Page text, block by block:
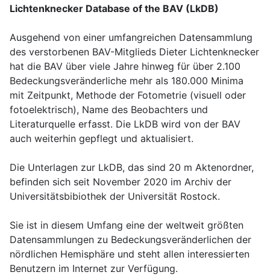
Lichtenknecker Database of the BAV (LkDB)
Ausgehend von einer umfangreichen Datensammlung
des verstorbenen BAV-Mitglieds Dieter Lichtenknecker
hat die BAV über viele Jahre hinweg für über 2.100
Bedeckungsveränderliche mehr als 180.000 Minima
mit Zeitpunkt, Methode der Fotometrie (visuell oder
fotoelektrisch), Name des Beobachters und
Literaturquelle erfasst. Die LkDB wird von der BAV
auch weiterhin gepflegt und aktualisiert.
Die Unterlagen zur LkDB, das sind 20 m Aktenordner,
befinden sich seit November 2020 im Archiv der
Universitätsbibiothek der Universität Rostock.
Sie ist in diesem Umfang eine der weltweit größten
Datensammlungen zu Bedeckungsveränderlichen der
nördlichen Hemisphäre und steht allen interessierten
Benutzern im Internet zur Verfügung.